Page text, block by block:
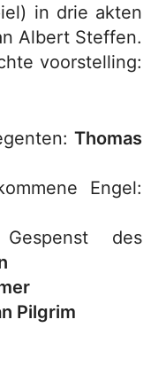
in drie akten
Albert Steffen.
voorstelling:
Thomas
Engel:
des
Pilgrim